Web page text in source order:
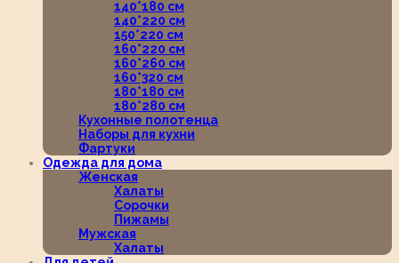
140*180 см
140*220 см
150*220 см
160*220 см
160*260 см
160*320 см
180*180 см
180*280 см
Кухонные полотенца
Наборы для кухни
Фартуки
Одежда для дома
Женская
Халаты
Сорочки
Пижамы
Мужская
Халаты